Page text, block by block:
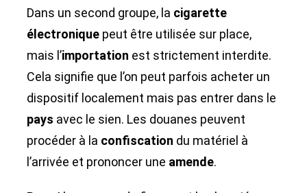
Dans un second groupe, la cigarette
électronique peut être utilisée sur place,
mais l’importation est strictement interdite.
Cela signifie que l’on peut parfois acheter un
dispositif localement mais pas entrer dans le
pays avec le sien. Les douanes peuvent
procéder à la confiscation du matériel à
l’arrivée et prononcer une amende.